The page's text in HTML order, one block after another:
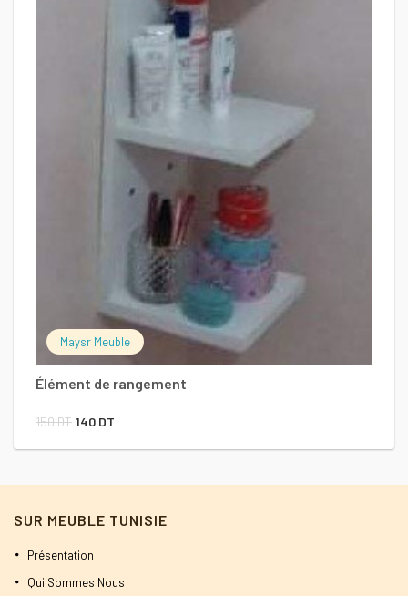
Maysr Meuble
Élément de rangement
150DT Le
prix
150 DT.
140 DT
prix
140 DT.
SUR MEUBLE TUNISIE
Présentation
Qui Sommes Nous